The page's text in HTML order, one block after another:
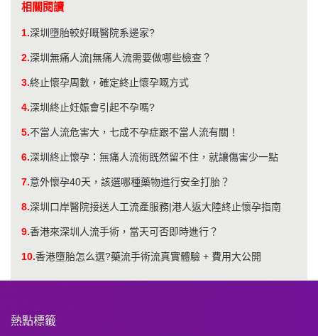
相關閱讀
1.深圳墮胎較好嘅醫院系邊家?
2.深圳無痛人流|無痛人流需要做哪些檢查？
3.終止懷孕周數，確定終止懷孕嘅方式
4.深圳終止妊娠會引起不孕嗎?
5.不當人流危害大，七成不孕症跟不當人流有關！
6.深圳終止懷孕：無痛人流術既然留不住，就讓傷害少一點
7.意外懷孕40天，該選哪種藥物進行安全打胎？
8.深圳口岸醫院接送人工流產服務|港人返大陸終止懷孕指南
9.香港來深圳人流手術，當天可否即時進行？
10.香港墮胎怎么選?藥流手術流真實體驗 + 費用大公開
熱點標籤